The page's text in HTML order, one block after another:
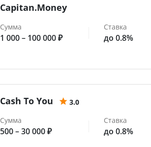
Capitan.Money
Сумма
1 000 – 100 000 ₽
Ставка
до 0.8%
Cash To You
3.0
Сумма
500 – 30 000 ₽
Ставка
до 0.8%